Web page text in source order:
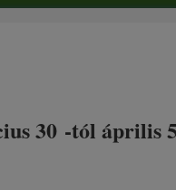
30 -tól április